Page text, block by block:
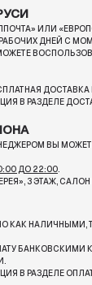
ИЛИ
ДНЕЙ С
ДОСТАВКА
В РАЗДЕЛЕ
ВЫ
ДО 22:00.
3 ЭТАЖ, САЛОН
КАК НАЛИЧНЫМИ,
БАНКОВСКИМИ
В РАЗДЕЛЕ